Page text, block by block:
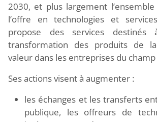
2030, et plus largement
l’offre en technologies et
propose des services destinés
transformation des produits de
valeur dans les entreprises du
Ses actions visent à augmenter :
les échanges et les transferts
publique, les offreurs de